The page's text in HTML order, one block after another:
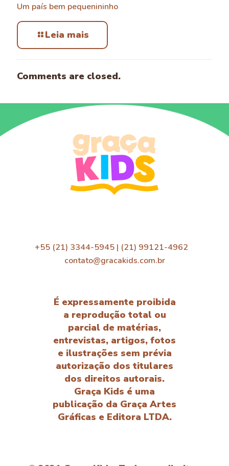
Um país bem pequenininho
Leia mais
Comments are closed.
+55 (21) 3344-5945 | (21) 99121-4962
contato@gracakids.com.br
É expressamente proibida
a reprodução total ou
parcial de matérias,
entrevistas, artigos, fotos
e ilustrações sem prévia
autorização dos titulares
dos direitos autorais.
Graça Kids é uma
publicação da Graça Artes
Gráficas e Editora LTDA.